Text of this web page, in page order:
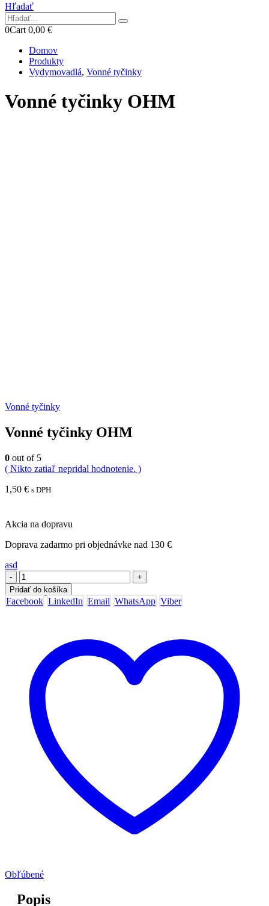
Hľadať
0Cart 0,00 €
Domov
Produkty
Vydymovadlá, Vonné tyčinky
Vonné tyčinky OHM
Vonné tyčinky
Vonné tyčinky OHM
0 out of 5
( Nikto zatiaľ nepridal hodnotenie. )
1,50 € s DPH
Akcia na dopravu
Doprava zadarmo pri objednávke nad 130 €
asd
-
+
Pridať do košíka
Facebook LinkedIn Email WhatsApp Viber
Obľúbené
Popis